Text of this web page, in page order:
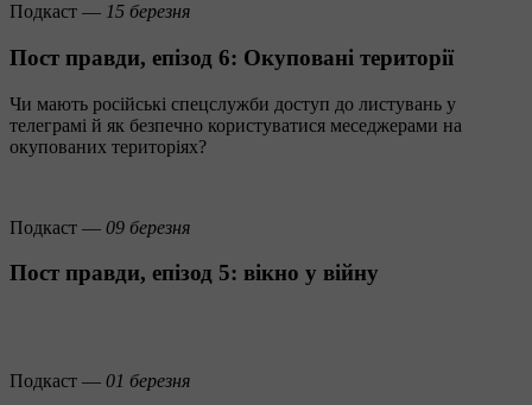
Подкаст — 15 березня
Пост правди, епізод 6: Окуповані території
Чи мають російські спецслужби доступ до листувань у
телеграмі й як безпечно користуватися меседжерами на
окупованих територіях?
Подкаст — 09 березня
Пост правди, епізод 5: вікно у війну
Подкаст — 01 березня